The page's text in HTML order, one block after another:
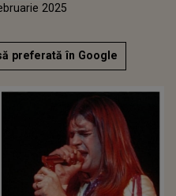
2025
preferată în Google